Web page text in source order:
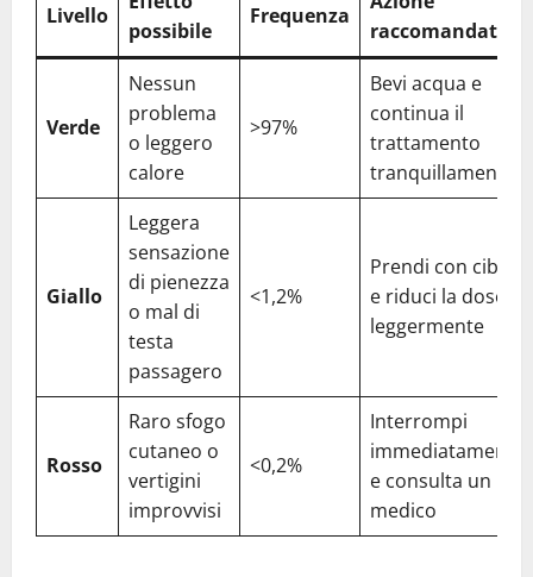
Livello
possibile
Frequenza
raccomandata
Verde
Nessun
problema
o leggero
calore
>97%
Bevi acqua e
continua il
trattamento
tranquillamente
Giallo
Leggera
sensazione
di pienezza
o mal di
testa
passagero
<1,2%
Prendi con cibo
e riduci la dose
leggermente
Rosso
Raro sfogo
cutaneo o
vertigini
improvvisi
<0,2%
Interrompi
immediatamente
e consulta un
medico